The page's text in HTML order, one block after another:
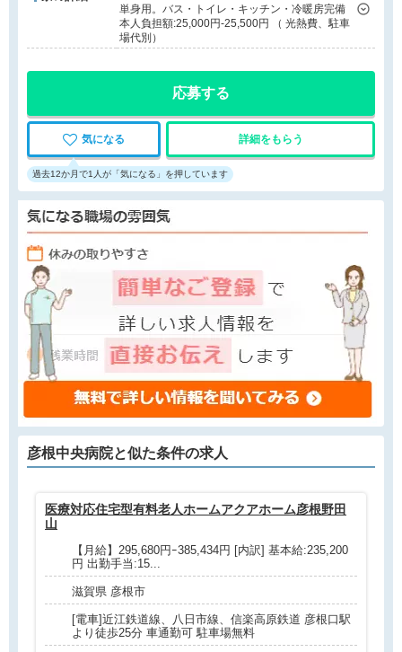
単身用。バス・トイレ・キッチン・冷暖房完備
本人負担額:25,000円-25,500円 （ 光熱費、駐車
場代別）
応募する
気になる 詳細をもらう
過去12か月で1人が「気になる」を押しています
彦根中央病院と似た条件の求人
医療対応住宅型有料老人ホームアクアホーム彦根野田
山
【月給】295,680円ｰ385,434円 [内訳] 基本給:235,200
円 出勤手当:15...
滋賀県 彦根市
[電車]近江鉄道線、八日市線、信楽高原鉄道 彦根口駅
より徒歩25分 車通勤可 駐車場無料